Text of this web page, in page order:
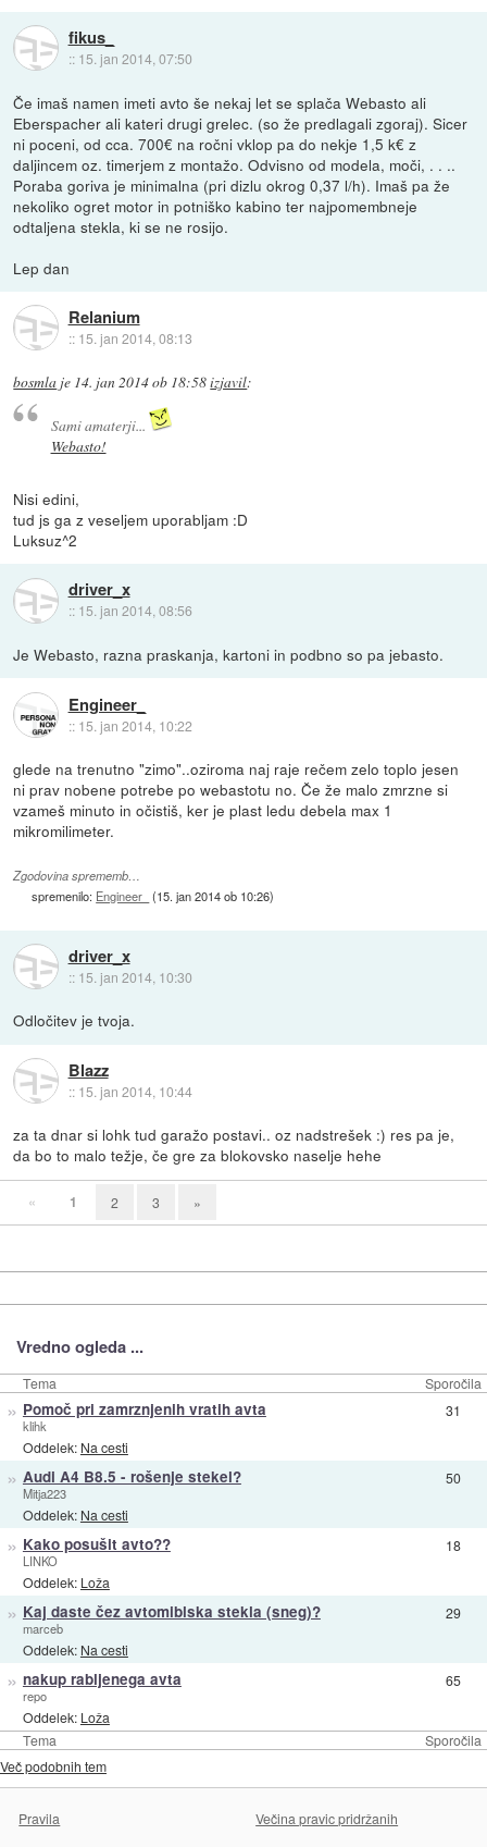
fikus_
:: 15. jan 2014, 07:50
Če imaš namen imeti avto še nekaj let se splača Webasto ali
Eberspacher ali kateri drugi grelec. (so že predlagali zgoraj). Sicer
ni poceni, od cca. 700€ na ročni vklop pa do nekje 1,5 k€ z
daljincem oz. timerjem z montažo. Odvisno od modela, moči, . . ..
Poraba goriva je minimalna (pri dizlu okrog 0,37 l/h). Imaš pa že
nekoliko ogret motor in potniško kabino ter najpomembneje
odtaljena stekla, ki se ne rosijo.
Lep dan
Relanium
:: 15. jan 2014, 08:13
bosmla je 14. jan 2014 ob 18:58izjavil:
Sami amaterji...
Webasto!
Nisi edini,
tud js ga z veseljem uporabljam :D
Luksuz^2
driver_x
:: 15. jan 2014, 08:56
Je Webasto, razna praskanja, kartoni in podbno so pa jebasto.
Engineer_
:: 15. jan 2014, 10:22
glede na trenutno "zimo"..oziroma naj raje rečem zelo toplo jesen
ni prav nobene potrebe po webastotu no. Če že malo zmrzne si
vzameš minuto in očistiš, ker je plast ledu debela max 1
mikromilimeter.
Zgodovina sprememb…
spremenilo: Engineer_ (15. jan 2014 ob 10:26)
driver_x
:: 15. jan 2014, 10:30
Odločitev je tvoja.
Blazz
:: 15. jan 2014, 10:44
za ta dnar si lohk tud garažo postavi.. oz nadstrešek :) res pa je,
da bo to malo težje, če gre za blokovsko naselje hehe
« 1 2 3 »
Vredno ogleda ...
Tema Sporočila
Tema Sporočila
» Pomoč pri zamrznjenih vratih avta
klihk
Oddelek: Na cesti
31
» Audi A4 B8.5 - rošenje stekel?
Mitja223
Oddelek: Na cesti
50
» Kako posušit avto??
LINKO
Oddelek: Loža
18
» Kaj daste čez avtomiblska stekla (sneg)?
marceb
Oddelek: Na cesti
29
» nakup rabljenega avta
repo
Oddelek: Loža
65
Več podobnih tem
Pravila
Večina pravic pridržanih